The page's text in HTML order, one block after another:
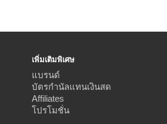
เพิ่มเติมพิเศษ
แบรนด์
บัตรกำนัลแทนเงินสด
Affiliates
โปรโมชั่น